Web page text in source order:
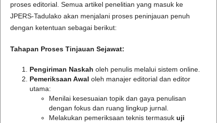
proses editorial. Semua artikel penelitian yang masuk ke
JPERS-Tadulako akan menjalani proses peninjauan penuh
dengan ketentuan sebagai berikut:
Tahapan Proses Tinjauan Sejawat:
Pengiriman Naskah oleh penulis melalui sistem online.
Pemeriksaan Awal oleh manajer editorial dan editor
utama:
Menilai kesesuaian topik dan gaya penulisan
dengan fokus dan ruang lingkup jurnal.
Melakukan pemeriksaan teknis termasuk uji